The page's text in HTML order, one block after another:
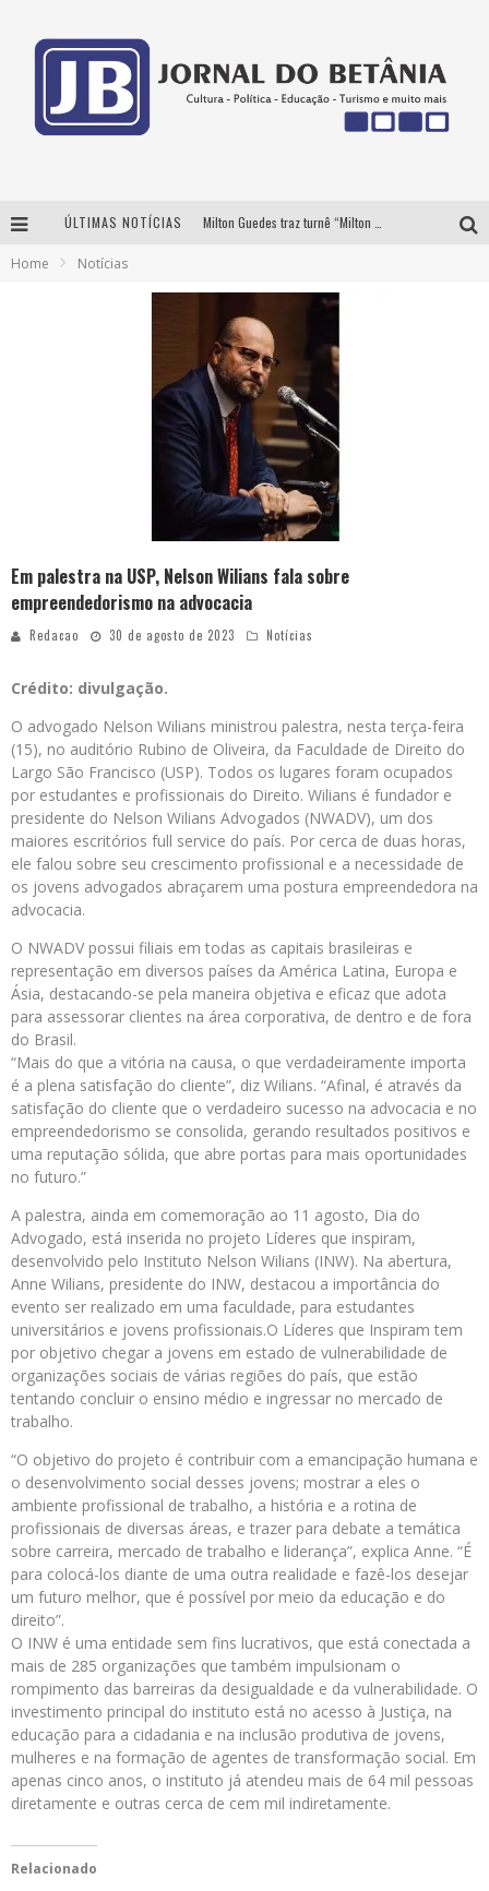
ÚLTIMAS NOTÍCIAS
Home Notícias
Em palestra na USP, Nelson Wilians fala sobre
empreendedorismo na advocacia
Redacao 30 de agosto de 2023 Notícias
Crédito: divulgação.
O advogado Nelson Wilians ministrou palestra, nesta terça-feira
(15), no auditório Rubino de Oliveira, da Faculdade de Direito do
Largo São Francisco (USP). Todos os lugares foram ocupados
por estudantes e profissionais do Direito. Wilians é fundador e
presidente do Nelson Wilians Advogados (NWADV), um dos
maiores escritórios full service do país. Por cerca de duas horas,
ele falou sobre seu crescimento profissional e a necessidade de
os jovens advogados abraçarem uma postura empreendedora na
advocacia.
O NWADV possui filiais em todas as capitais brasileiras e
representação em diversos países da América Latina, Europa e
Ásia, destacando-se pela maneira objetiva e eficaz que adota
para assessorar clientes na área corporativa, de dentro e de fora
do Brasil.
“Mais do que a vitória na causa, o que verdadeiramente importa
é a plena satisfação do cliente”, diz Wilians. “Afinal, é através da
satisfação do cliente que o verdadeiro sucesso na advocacia e no
empreendedorismo se consolida, gerando resultados positivos e
uma reputação sólida, que abre portas para mais oportunidades
no futuro.”
A palestra, ainda em comemoração ao 11 agosto, Dia do
Advogado, está inserida no projeto Líderes que inspiram,
desenvolvido pelo Instituto Nelson Wilians (INW). Na abertura,
Anne Wilians, presidente do INW, destacou a importância do
evento ser realizado em uma faculdade, para estudantes
universitários e jovens profissionais.O Líderes que Inspiram tem
por objetivo chegar a jovens em estado de vulnerabilidade de
organizações sociais de várias regiões do país, que estão
tentando concluir o ensino médio e ingressar no mercado de
trabalho.
“O objetivo do projeto é contribuir com a emancipação humana e
o desenvolvimento social desses jovens; mostrar a eles o
ambiente profissional de trabalho, a história e a rotina de
profissionais de diversas áreas, e trazer para debate a temática
sobre carreira, mercado de trabalho e liderança”, explica Anne. “É
para colocá-los diante de uma outra realidade e fazê-los desejar
um futuro melhor, que é possível por meio da educação e do
direito”.
O INW é uma entidade sem fins lucrativos, que está conectada a
mais de 285 organizações que também impulsionam o
rompimento das barreiras da desigualdade e da vulnerabilidade. O
investimento principal do instituto está no acesso à Justiça, na
educação para a cidadania e na inclusão produtiva de jovens,
mulheres e na formação de agentes de transformação social. Em
apenas cinco anos, o instituto já atendeu mais de 64 mil pessoas
diretamente e outras cerca de cem mil indiretamente.
Relacionado